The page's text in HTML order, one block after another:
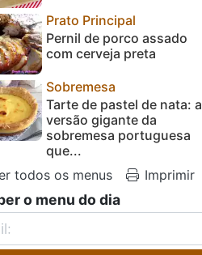
Prato Principal
Pernil de porco assado
com cerveja preta
Sobremesa
Tarte de pastel de nata: a
versão gigante da
sobremesa portuguesa
que...
todos os menus
Imprimir
o menu do dia